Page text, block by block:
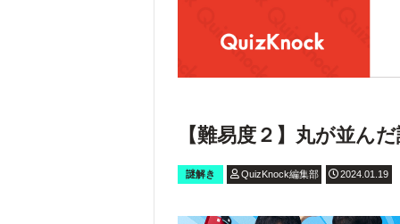
【難易度２】丸が並ん
謎解き QuizKnock編集部 2024.01.19